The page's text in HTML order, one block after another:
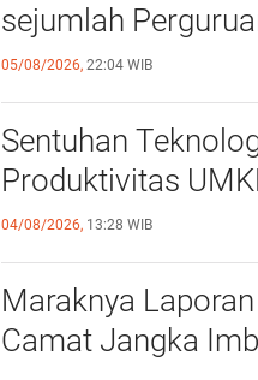
sejumlah
05/08/2026, 22:04 WIB
Sentuhan
Produktivitas
04/08/2026, 13:28 WIB
Maraknya
Camat Jangka